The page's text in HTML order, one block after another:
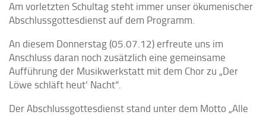
Am vorletzten Schultag steht immer unser ökumenischer
Abschlussgottesdienst auf dem Programm.
An diesem Donnerstag (05.07.12) erfreute uns im
Anschluss daran noch zusätzlich eine gemeinsame
Aufführung der Musikwerkstatt mit dem Chor zu „Der
Löwe schläft heut‘ Nacht“.
Der Abschlussgottesdienst stand unter dem Motto „Alle